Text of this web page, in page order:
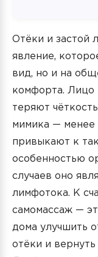
Отёки и застой
явление,
вид, но и на
комфорта. Лицо
теряют
мимика — менее
привыкают к
особенностью
случаев оно
лимфотока. К
самомассаж —
дома улучшить
отёки и